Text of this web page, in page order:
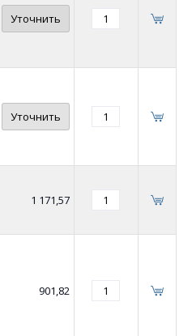
Уточнить
Уточнить
1 171,57
901,82